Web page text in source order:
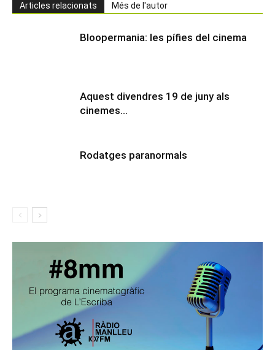
Articles relacionats Més de l'autor
Bloopermania: les pífies del cinema
Aquest divendres 19 de juny als
cinemes…
Rodatges paranormals